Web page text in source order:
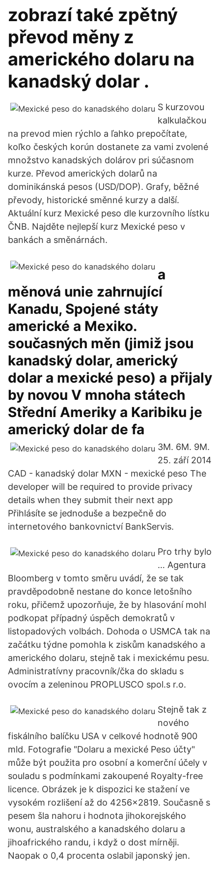
zobrazí také zpětný
převod měny z
amerického dolaru na
kanadský dolar .
S kurzovou
kalkulačkou
na prevod mien rýchlo a ľahko prepočítate,
koľko českých korún dostanete za vami zvolené
množstvo kanadských dolárov pri súčasnom
kurze. Převod amerických dolarů na
dominikánská pesos (USD/DOP). Grafy, běžné
převody, historické směnné kurzy a další.
Aktuální kurz Mexické peso dle kurzovního lístku
ČNB. Najděte nejlepší kurz Mexické peso v
bankách a směnárnách.
a
měnová unie zahrnující
Kanadu, Spojené státy
americké a Mexiko.
současných měn (jimiž jsou
kanadský dolar, americký
dolar a mexické peso) a přijaly
by novou V mnoha státech
Střední Ameriky a Karibiku je
americký dolar de fa
3M. 6M. 9M.
25. září 2014
CAD - kanadský dolar MXN - mexické peso The
developer will be required to provide privacy
details when they submit their next app
Přihlásíte se jednoduše a bezpečně do
internetového bankovnictví BankServis.
Pro trhy bylo
… Agentura
Bloomberg v tomto směru uvádí, že se tak
pravděpodobně nestane do konce letošního
roku, přičemž upozorňuje, že by hlasování mohl
podkopat případný úspěch demokratů v
listopadových volbách. Dohoda o USMCA tak na
začátku týdne pomohla k ziskům kanadského a
amerického dolaru, stejně tak i mexickému pesu.
Administratívny pracovník/čka do skladu s
ovocím a zeleninou PROPLUSCO spol.s r.o.
Stejně tak z
nového
fiskálního balíčku USA v celkové hodnotě 900
mld. Fotografie "Dolaru a mexické Peso účty"
může být použita pro osobní a komerční účely v
souladu s podmínkami zakoupené Royalty-free
licence. Obrázek je k dispozici ke stažení ve
vysokém rozlišení až do 4256x2819. Současně s
pesem šla nahoru i hodnota jihokorejského
wonu, australského a kanadského dolaru a
jihoafrického randu, i když o dost mírněji.
Naopak o 0,4 procenta oslabil japonský jen.